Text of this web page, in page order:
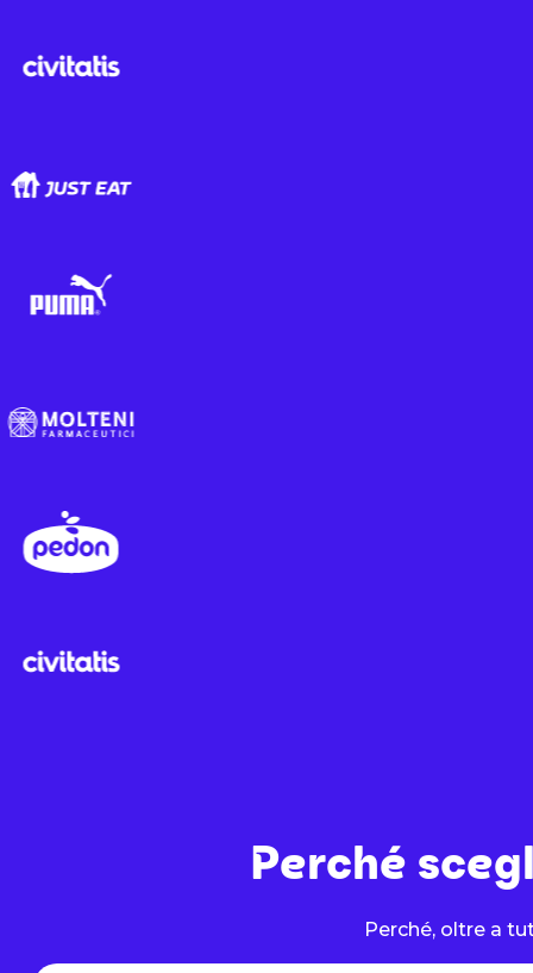
Perché
Perché, oltre a